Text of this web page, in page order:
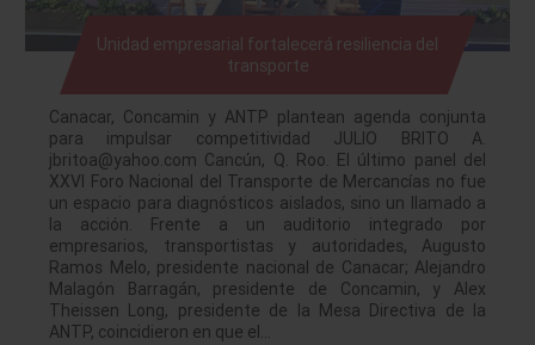
Unidad empresarial fortalecerá resiliencia del
transporte
Canacar, Concamin y ANTP plantean agenda conjunta
para impulsar competitividad JULIO BRITO A.
jbritoa@yahoo.com Cancún, Q. Roo. El último panel del
XXVI Foro Nacional del Transporte de Mercancías no fue
un espacio para diagnósticos aislados, sino un llamado a
la acción. Frente a un auditorio integrado por
empresarios, transportistas y autoridades, Augusto
Ramos Melo, presidente nacional de Canacar; Alejandro
Malagón Barragán, presidente de Concamin, y Alex
Theissen Long, presidente de la Mesa Directiva de la
ANTP, coincidieron en que el…